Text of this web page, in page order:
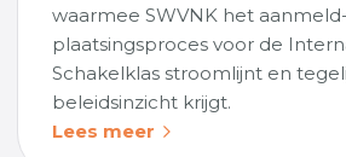
waarmee SWVNK het
plaatsingsproces voor de
Schakelklas stroomlijnt en
beleidsinzicht krijgt.
Lees meer